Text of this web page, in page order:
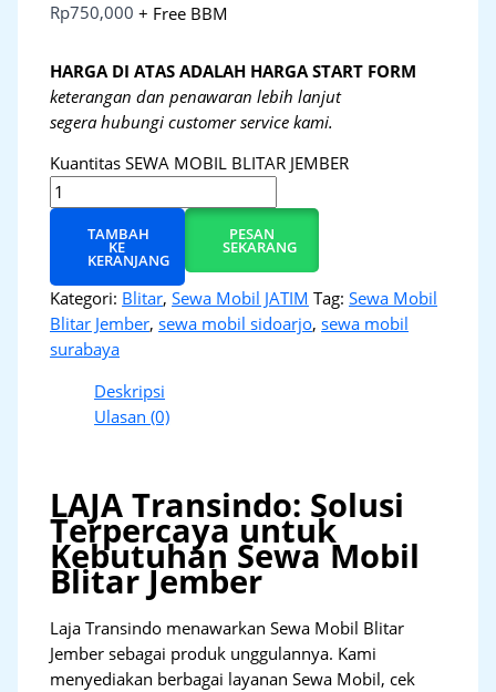
Rp750,000 + Free BBM
HARGA DI ATAS ADALAH HARGA START FORM
keterangan dan penawaran lebih lanjut
segera hubungi customer service kami.
Kuantitas SEWA MOBIL BLITAR JEMBER
TAMBAH
KE
KERANJANG
PESAN
SEKARANG
Kategori: Blitar,Sewa Mobil JATIM Tag:Sewa Mobil
Blitar Jember,sewa mobil sidoarjo,sewa mobil
surabaya
Deskripsi
Ulasan (0)
LAJA Transindo: Solusi
Terpercaya untuk
Kebutuhan Sewa Mobil
Blitar Jember
Laja Transindo menawarkan Sewa Mobil Blitar
Jember sebagai produk unggulannya. Kami
menyediakan berbagai layanan Sewa Mobil, cek